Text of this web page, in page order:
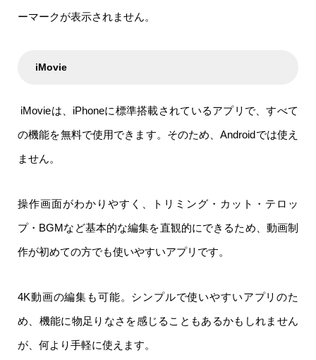
ーマークが表示されません。
iMovie
iMovieは、iPhoneに標準搭載されているアプリで、すべて
の機能を無料で使用できます。そのため、Androidでは使え
ません。
操作画面がわかりやすく、トリミング・カット・テロッ
プ・BGMなど基本的な編集を直観的にできるため、動画制
作が初めての方でも使いやすいアプリです。
4K動画の編集も可能。シンプルで使いやすいアプリのた
め、機能に物足りなさを感じることもあるかもしれません
が、何より手軽に使えます。